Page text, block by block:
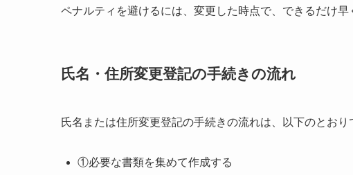
ペナルティを避けるには、変更した時点で、できるだけ早
氏名・住所変更登記の手続きの流れ
氏名または住所変更登記の手続きの流れは、以下のとおり
①必要な書類を集めて作成する